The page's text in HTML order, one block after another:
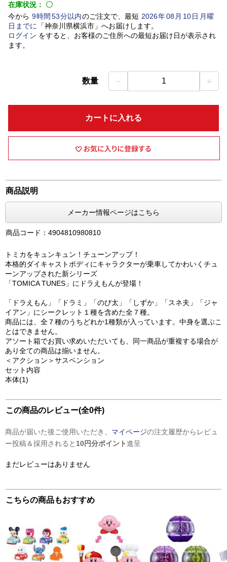
在庫状況： 〇
今から 9時間 53分以内のご注文で、最短 2026年08 月 10日月曜
日 までに 「神奈川県横浜市」 へお届けします。
ログイン をすると、お客様のご住所への最短お届け日が表示され
ます。
数量 － 1 ＋
カートに入れる
商品説明
メーカー情報ページはこちら
商品コード：4904810980810
トミカをキュンキュン！チューンアップ！
本格的ダイキャストボディにキャラクターが乗車してかわいくチュ
ーンアップされた新シリーズ
「TOMICA TUNES」にドラえもんが登場！
「ドラえもん」「ドラミ」「のび太」「しずか」「スネ夫」「ジャ
イアン」にシークレット１種を含めた全７種。
商品には、全７種のうちどれか1種類が入っています。中身を選ぶこ
とはできません。
アソート箱でお買い求めいただいても、同一商品が重複する場合が
あり全ての商品は揃いません。
＜アクション＞サスペンション
セット内容
本体(1)
この商品のレビュー(全0件)
商品が届いた後ご使用いただき、 マイページの注文履歴からレビュ
ー投稿＆採用されると 10円分ポイント進呈
まだレビューはありません
こちらの商品もおすすめ